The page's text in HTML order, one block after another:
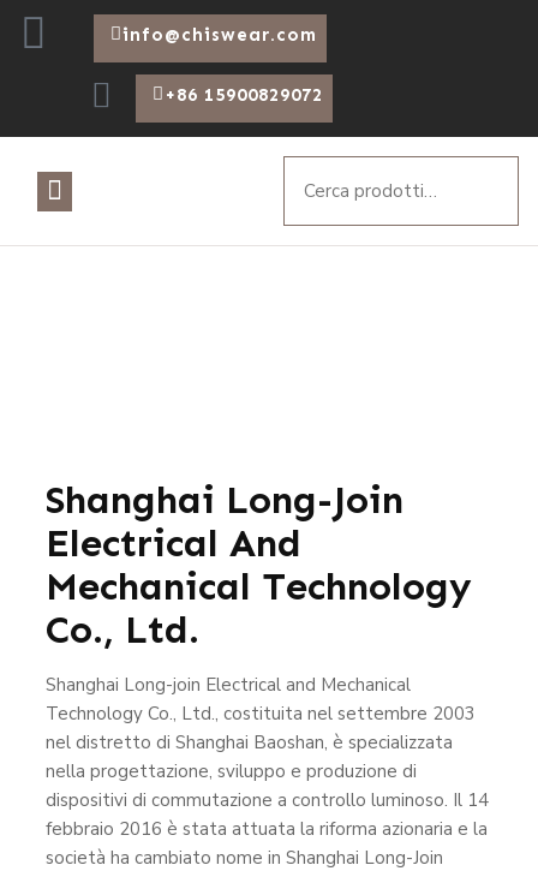
info@chiswear.com
+86 15900829072
Di
Shanghai Long-Join
Electrical And
Mechanical Technology
Co., Ltd.
Shanghai Long-join Electrical and Mechanical
Technology Co., Ltd., costituita nel settembre 2003
nel distretto di Shanghai Baoshan, è specializzata
nella progettazione, sviluppo e produzione di
dispositivi di commutazione a controllo luminoso. Il 14
febbraio 2016 è stata attuata la riforma azionaria e la
società ha cambiato nome in Shanghai Long-Join